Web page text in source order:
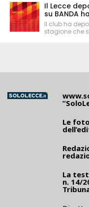
Il Lecce
su BANDA
Il club ha
stagione che
Le
La
n. 14/